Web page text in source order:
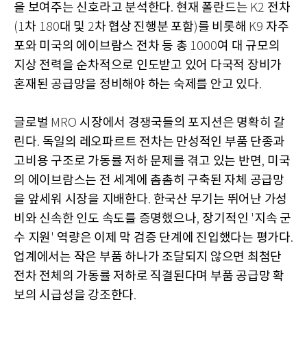
을 보여주는 신호라고 분석한다. 현재 폴란드는 K2 전차
(1차 180대 및 2차 협상 진행분 포함)를 비롯해 K9 자주
포와 미국의 에이브람스 전차 등 총 1000여 대 규모의
지상 전력을 순차적으로 인도받고 있어 다국적 장비가
혼재된 공급망을 정비해야 하는 숙제를 안고 있다.
글로벌 MRO 시장에서 경쟁국들의 포지션은 명확히 갈
린다. 독일의 레오파르트 전차는 만성적인 부품 단종과
고비용 구조로 가동률 저하 문제를 겪고 있는 반면, 미국
의 에이브람스는 전 세계에 촘촘히 구축된 자체 공급망
을 앞세워 시장을 지배한다. 한국산 무기는 뛰어난 가성
비와 신속한 인도 속도를 증명했으나, 장기적인 '지속 군
수 지원 ' 역량은 이제 막 검증 단계에 진입했다는 평가다.
업계에서는 작은 부품 하나가 조달되지 않으면 최첨단
전차 전체의 가동률 저하로 직결된다며 부품 공급망 확
보의 시급성을 강조한다.